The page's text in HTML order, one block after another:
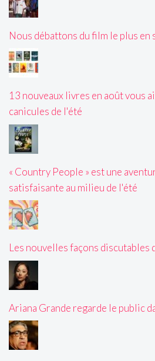
Nous débattons du film le plus en
13 nouveaux livres en août vous
canicules de l'été
« Country People » est une
satisfaisante au milieu de l'été
Les nouvelles façons discutables
Ariana Grande regarde le public